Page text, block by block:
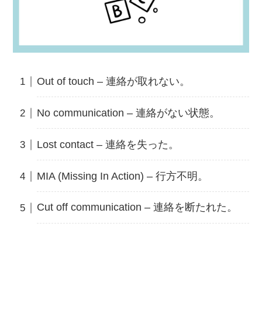
Out of touch – 連絡が取れない。
No communication – 連絡がない状態。
Lost contact – 連絡を失った。
MIA (Missing In Action) – 行方不明。
Cut off communication – 連絡を断たれた。